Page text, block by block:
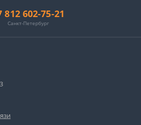
812 602-75-21
Санкт-Петербург